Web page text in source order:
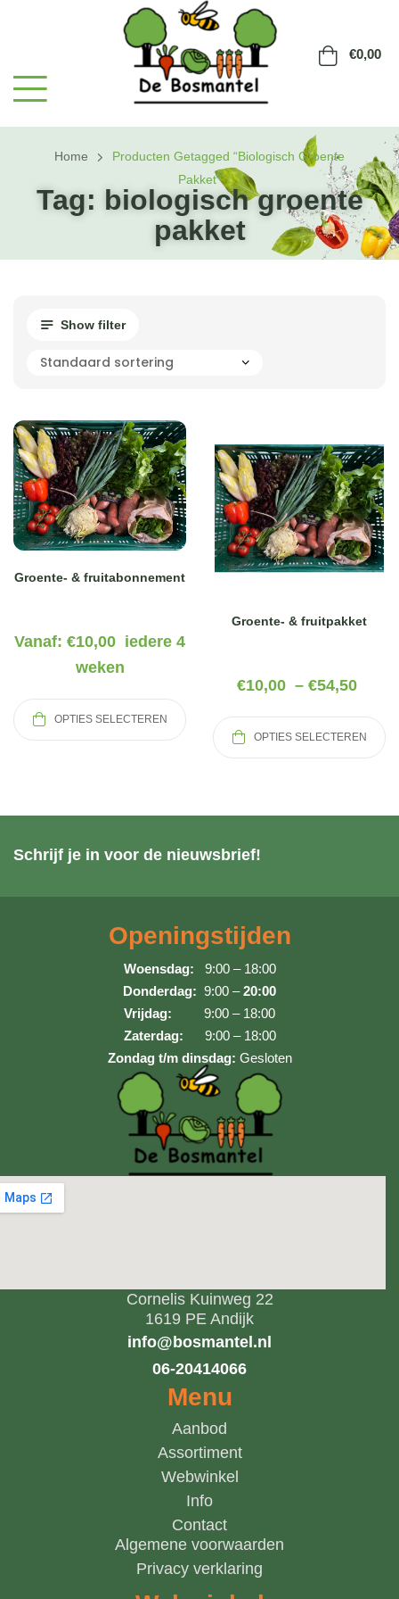
€0,00
Home
Producten Getagged “biologisch Groente
Pakket”
Tag: biologisch groente
pakket
Show filter
Groente- & fruitabonnement
Vanaf: €10,00 iedere 4
weken
OPTIES SELECTEREN
Groente- & fruitpakket
€10,00 – €54,50
OPTIES SELECTEREN
Schrijf je in voor de nieuwsbrief!
Openingstijden
Woensdag: 9:00 – 18:00
Donderdag: 9:00 –20:00
Vrijdag: 9:00 – 18:00
Zaterdag: 9:00 – 18:00
Zondag t/m dinsdag: Gesloten
Cornelis Kuinweg 22
1619 PE Andijk
info@bosmantel.nl
06-20414066
Menu
Aanbod
Assortiment
Webwinkel
Info
Contact
Algemene voorwaarden
Privacy verklaring